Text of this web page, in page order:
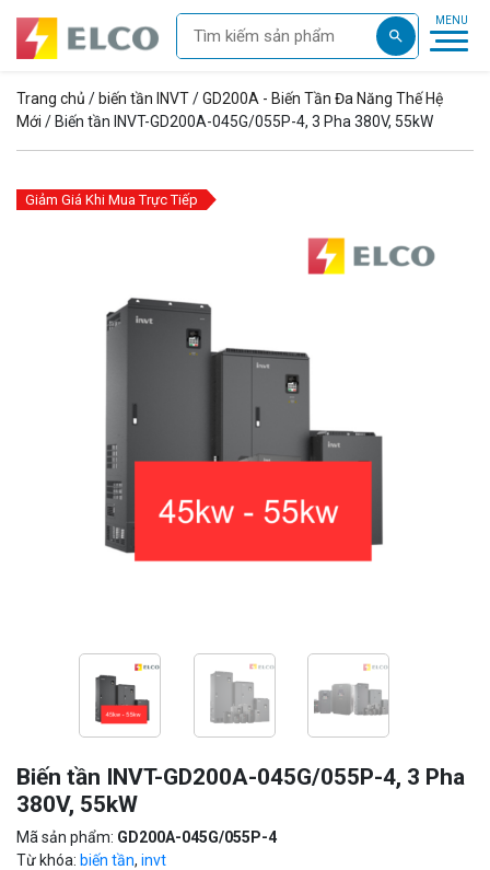
Trang chủ / biến tần INVT/GD200A - Biến Tần Đa Năng Thế Hệ
Mới / Biến tần INVT-GD200A-045G/055P-4, 3 Pha 380V, 55kW
Giảm Giá Khi Mua Trực Tiếp
Biến tần INVT-GD200A-045G/055P-4, 3 Pha
380V, 55kW
Mã sản phẩm: GD200A-045G/055P-4
Từ khóa: biến tần, invt